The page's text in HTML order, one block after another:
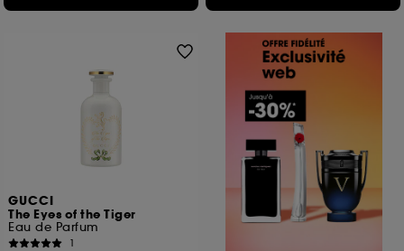
GUCCI
The Eyes of the Tiger
Eau de Parfum
1